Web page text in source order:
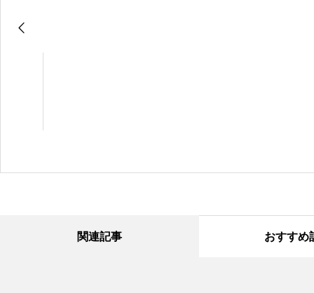
関連記事 おすすめ